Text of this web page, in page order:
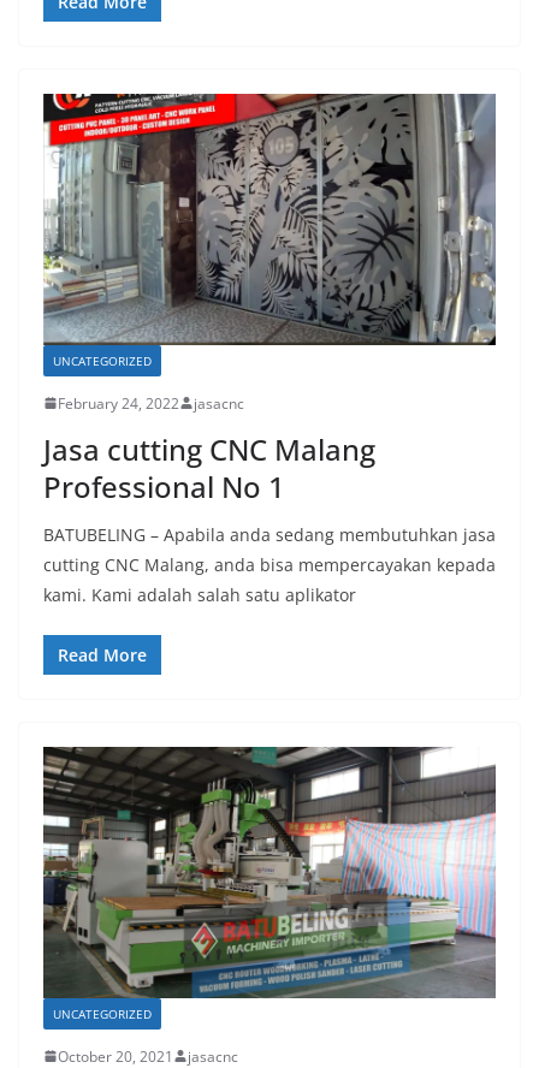
UNCATEGORIZED
February 24, 2022 jasacnc
Jasa cutting CNC Malang
Professional No 1
BATUBELING – Apabila anda sedang membutuhkan jasa
cutting CNC Malang, anda bisa mempercayakan kepada
kami. Kami adalah salah satu aplikator
Read More
UNCATEGORIZED
October 20, 2021 jasacnc